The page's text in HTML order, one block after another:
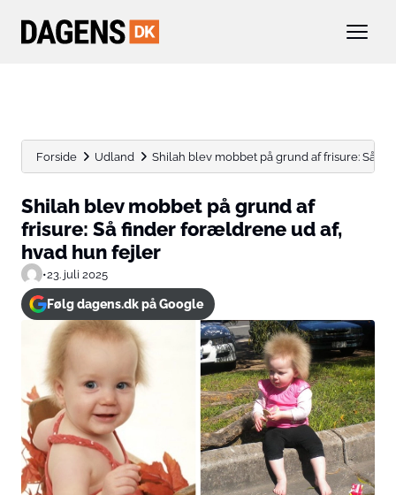
Forside Udland Shilah blev mobbet på grund af frisure: Så
Shilah blev mobbet på grund af
frisure: Så finder forældrene ud af,
hvad hun fejler
•23. juli 2025
Følg dagens.dk på Google